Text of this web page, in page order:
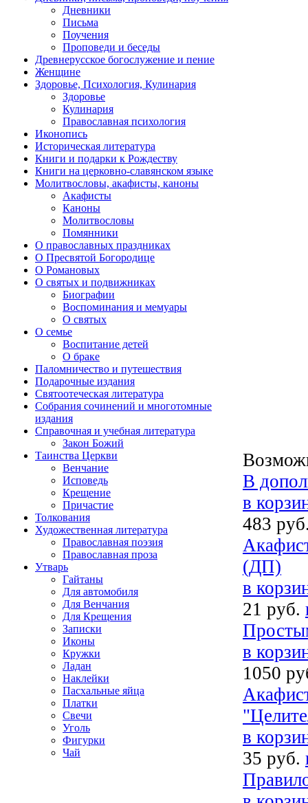
Дневники
Письма
Поучения
Проповеди и беседы
Древнерусское богослужение и пение
Женщине
Здоровье, Психология, Кулинария
Здоровье
Кулинария
Православная психология
Иконопись
Историческая литература
Книги и подарки к Рождеству
Книги на церковно-славянском языке
Молитвословы, акафисты, каноны
Акафисты
Каноны
Молитвословы
Помянники
О православных праздниках
О Пресвятой Богородице
О Романовых
О святых и подвижниках
Биографии
Воспоминания и мемуары
О святых
О семье
Воспитание детей
О браке
Паломничество и путешествия
Подарочные издания
Святоотеческая литература
Собрания сочинений и многотомные
издания
Справочная и учебная литература
Закон Божий
Таинства Церкви
Венчание
Исповедь
Крещение
Причастие
Толкования
Художественная литература
Православная поэзия
Православная проза
Утварь
Гайтаны
Для автомобиля
Для Венчания
Для Крещения
Записки
Иконы
Кружки
Ладан
Наклейки
Пасхальные яйца
Платки
Свечи
Уголь
Фигурки
Чай
В
в
483
(ДП)
в
21 руб.
в
1050
в
35 руб.